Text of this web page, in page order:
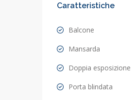
Caratteristiche
Balcone
Mansarda
Doppia esposizione
Porta blindata